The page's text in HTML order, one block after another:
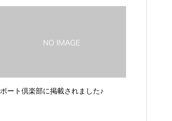
ボート倶楽部に掲載されました♪